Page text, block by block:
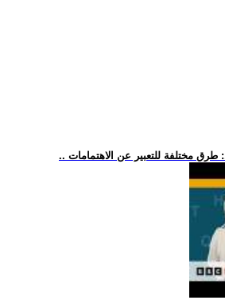
طرق مختلفة للتعبير عن الاهتمامات